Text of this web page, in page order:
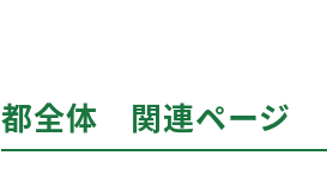
都全体 関連ページ